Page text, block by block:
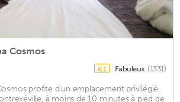
Cosmos
8,1 Fabuleux (1331)
profite d'un emplacement privilégié
à moins de 10 minutes à pied de